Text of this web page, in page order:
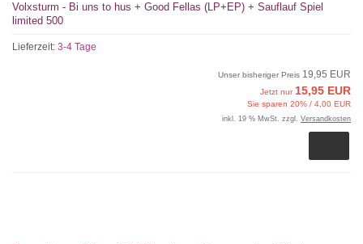
Volxsturm - Bi uns to hus + Good Fellas (LP+EP) + Sauflauf Spiel
limited 500
Lieferzeit: 3-4 Tage
Unser bisheriger Preis 19,95 EUR
Jetzt nur15,95 EUR
Sie sparen 20% / 4,00 EUR
inkl. 19 % MwSt. zzgl. Versandkosten